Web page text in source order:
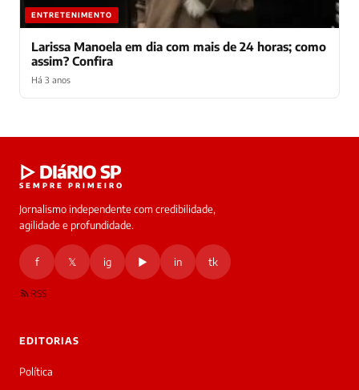
ENTRETENIMENTO
Larissa Manoela em dia com mais de 24 horas; como
assim? Confira
Há 3 anos
online
Oi!
▷ DIáRIO SP
SEMPRE PRIMEIRO
Jornalismo independente com credibilidade,
agilidade e profundidade.
f 𝕏 ig ▶ in tk
RSS
EDITORIAS
Política